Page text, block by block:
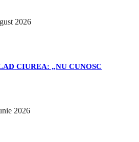
2026
CIUREA: „NU CUNOSC
2026